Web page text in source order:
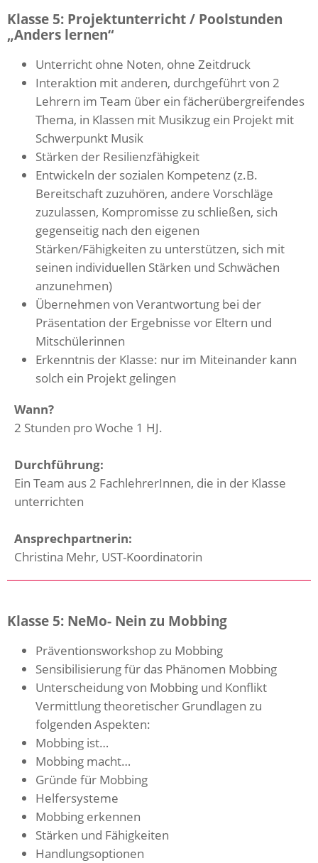
Klasse 5: Projektunterricht / Poolstunden
„Anders lernen“
Unterricht ohne Noten, ohne Zeitdruck
Interaktion mit anderen, durchgeführt von 2
Lehrern im Team über ein fächerübergreifendes
Thema, in Klassen mit Musikzug ein Projekt mit
Schwerpunkt Musik
Stärken der Resilienzfähigkeit
Entwickeln der sozialen Kompetenz (z.B.
Bereitschaft zuzuhören, andere Vorschläge
zuzulassen, Kompromisse zu schließen, sich
gegenseitig nach den eigenen
Stärken/Fähigkeiten zu unterstützen, sich mit
seinen individuellen Stärken und Schwächen
anzunehmen)
Übernehmen von Verantwortung bei der
Präsentation der Ergebnisse vor Eltern und
Mitschülerinnen
Erkenntnis der Klasse: nur im Miteinander kann
solch ein Projekt gelingen
Wann?
2 Stunden pro Woche 1 HJ.
Durchführung:
Ein Team aus 2 FachlehrerInnen, die in der Klasse
unterrichten
Ansprechpartnerin:
Christina Mehr, UST-Koordinatorin
Klasse 5: NeMo- Nein zu Mobbing
Präventionsworkshop zu Mobbing
Sensibilisierung für das Phänomen Mobbing
Unterscheidung von Mobbing und Konflikt
Vermittlung theoretischer Grundlagen zu
folgenden Aspekten:
Mobbing ist…
Mobbing macht…
Gründe für Mobbing
Helfersysteme
Mobbing erkennen
Stärken und Fähigkeiten
Handlungsoptionen